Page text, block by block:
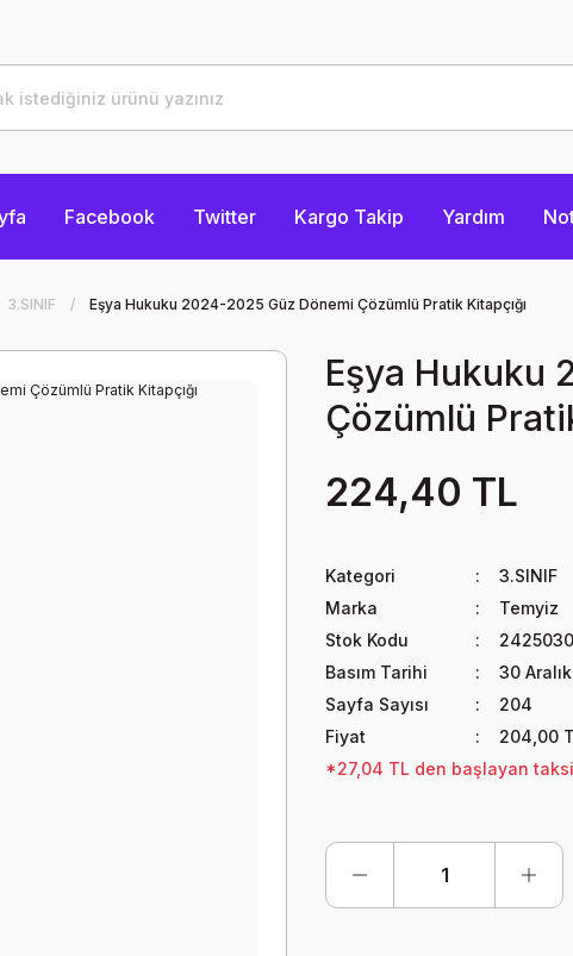
Facebook Twitter Kargo Takip Yardım
3.SINIF Eşya Hukuku 2024-2025 Güz Dönemi Çözümlü Pratik Kitapçığı
Eşya Hukuku
Çözümlü
224,40 TL
Kategori
3.SINIF
Marka
Temyiz
Stok Kodu
Basım Tarihi
30
Sayfa Sayısı
204
Fiyat
204,00
*27,04 TL den başlayan